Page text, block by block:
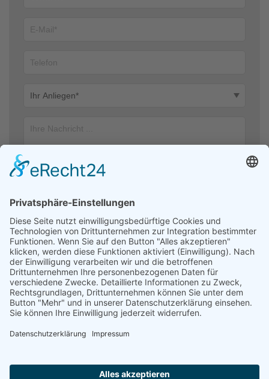
Beantwortung meiner Anfrage erhoben und verarbeitet werden. Die
Daten werden nach abgeschlossener Bearbeitung Ihrer Anfrage
gelöscht. Hinweis: Sie können Ihre Einwilligung jederzeit für die
Zukunft per E-Mail an kontakt@helfendehaendeev.de widerrufen.
Detaillierte Informationen zum Umgang mit Nutzerdaten finden Sie
in unserer Datenschutzerklärung.
Datenschutzerklärung
Absenden